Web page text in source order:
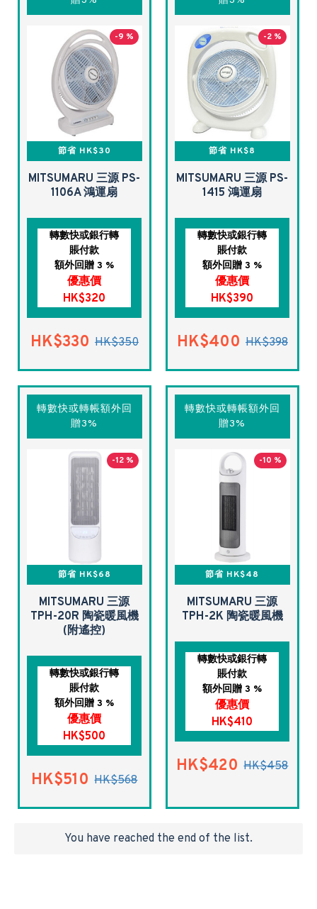
-9 %
節省 HK$30
MITSUMARU 三源 PS-
1106A 鴻運扇
轉數快或銀行轉
賬付款
額外回贈 3 %
優惠價
HK$320
HK$330 HK$350
-2 %
節省 HK$8
MITSUMARU 三源 PS-
1415 鴻運扇
轉數快或銀行轉
賬付款
額外回贈 3 %
優惠價
HK$390
HK$400 HK$398
轉數快或轉帳額外回
贈3%
-12 %
節省 HK$68
MITSUMARU 三源
TPH-20R 陶瓷暖風機
(附遙控)
轉數快或銀行轉
賬付款
額外回贈 3 %
優惠價
HK$500
HK$510 HK$568
轉數快或轉帳額外回
贈3%
-10 %
節省 HK$48
MITSUMARU 三源
TPH-2K 陶瓷暖風機
轉數快或銀行轉
賬付款
額外回贈 3 %
優惠價
HK$410
HK$420 HK$458
You have reached the end of the list.